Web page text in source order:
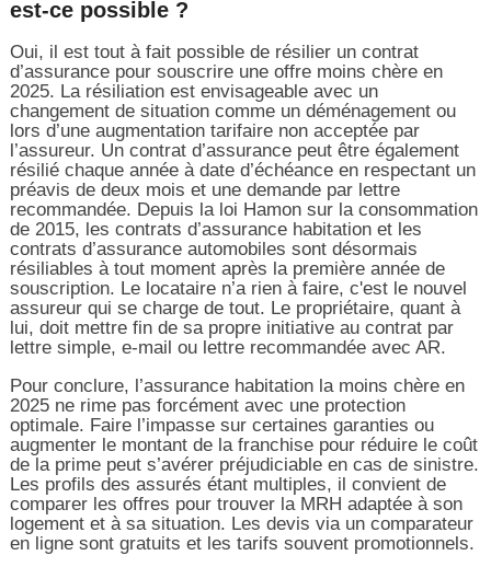
est-ce possible ?
Oui, il est tout à fait possible de résilier un contrat
d’assurance pour souscrire une offre moins chère en
2025. La résiliation est envisageable avec un
changement de situation comme un déménagement ou
lors d’une augmentation tarifaire non acceptée par
l’assureur. Un contrat d’assurance peut être également
résilié chaque année à date d’échéance en respectant un
préavis de deux mois et une demande par lettre
recommandée. Depuis la loi Hamon sur la consommation
de 2015, les contrats d’assurance habitation et les
contrats d’assurance automobiles sont désormais
résiliables à tout moment après la première année de
souscription. Le locataire n’a rien à faire, c'est le nouvel
assureur qui se charge de tout. Le propriétaire, quant à
lui, doit mettre fin de sa propre initiative au contrat par
lettre simple, e-mail ou lettre recommandée avec AR.
Pour conclure, l’assurance habitation la moins chère en
2025 ne rime pas forcément avec une protection
optimale. Faire l’impasse sur certaines garanties ou
augmenter le montant de la franchise pour réduire le coût
de la prime peut s’avérer préjudiciable en cas de sinistre.
Les profils des assurés étant multiples, il convient de
comparer les offres pour trouver la MRH adaptée à son
logement et à sa situation. Les devis via un comparateur
en ligne sont gratuits et les tarifs souvent promotionnels.